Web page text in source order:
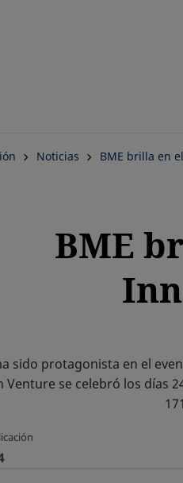
Noticias BME brilla en
BME
sido protagonista en el
se celebró los días